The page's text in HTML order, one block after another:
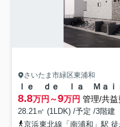
さいたま市緑区東浦和
8.8万円～9万円 管理/共
28.21㎡ (1LDK) /予定 /3階建
京浜東北線「南浦和」駅